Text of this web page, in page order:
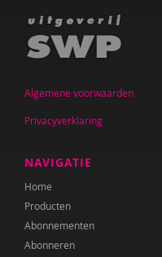
Marik Broere
Johnny van Cadsand
Algemene voorwaarden
Privacyverklaring
NAVIGATIE
Home
Producten
Abonnementen
Abonneren